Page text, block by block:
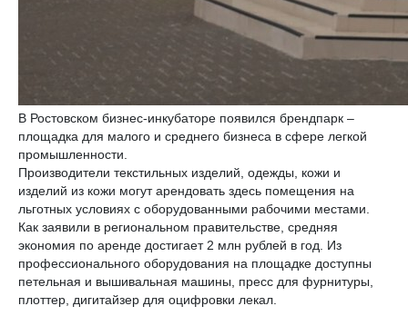
В Ростовском бизнес-инкубаторе появился брендпарк –
площадка для малого и среднего бизнеса в сфере легкой
промышленности.
Производители текстильных изделий, одежды, кожи и
изделий из кожи могут арендовать здесь помещения на
льготных условиях с оборудованными рабочими местами.
Как заявили в региональном правительстве, средняя
экономия по аренде достигает 2 млн рублей в год. Из
профессионального оборудования на площадке доступны
петельная и вышивальная машины, пресс для фурнитуры,
плоттер, дигитайзер для оцифровки лекал.